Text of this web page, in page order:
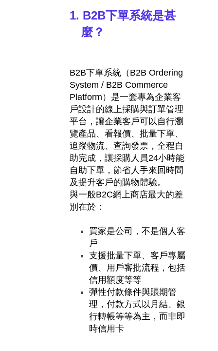
1. B2B下單系統是甚
麼？
B2B下單系統（ B2B Ordering
System / B2B Commerce
Platform ）是一套專為企業客
戶設計的線上採購與訂單管理
平台，讓企業客戶可以自行瀏
覽產品、看報價、批量下單、
追蹤物流、查詢發票，全程自
助完成，讓採購人員24小時能
自助下單，節省人手來回時間
及提升客戶的購物體驗。
與一般B2C網上商店最大的差
別在於：
買家是公司，不是個人客
戶
支援批量下單、客戶專屬
價、用戶審批流程，包括
信用額度等等
彈性付款條件與賬期管
理，付款方式以月結、銀
行轉帳等等為主，而非即
時信用卡